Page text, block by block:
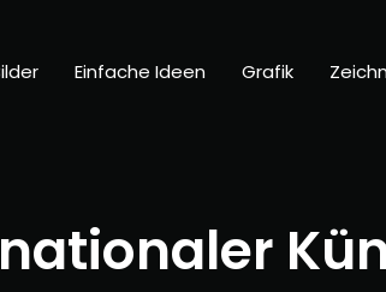
Einfache Ideen Grafik